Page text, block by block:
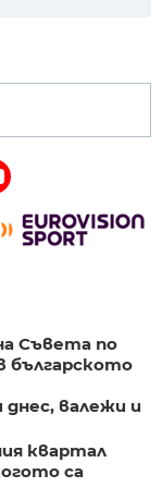
Съвета по
българското
валежи и
квартал
са